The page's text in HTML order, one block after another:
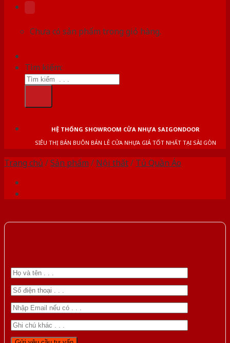
Chưa có sản phẩm trong giỏ hàng.
Tìm kiếm:
HỆ THỐNG SHOWROOM CỬA NHỰA SAIGONDOOR
SIÊU THỊ BÁN BUÔN BÁN LẺ CỬA NHỰA GIÁ TỐT NHẤT TẠI SÀI GÒN
Trang chủ /Sản phẩm / Nội thất/ Tủ Quần Áo